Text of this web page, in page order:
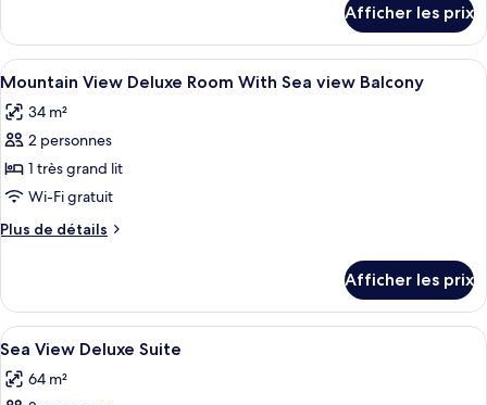
Garden
View
Deluxe
Room
With
Balcony
Garden
View
Deluxe
With
Balcony
Afficher les prix
Afficher
toutes
les
photos
pour
ce
type
de
Mountain
View
Deluxe
Room
With
Minibar, coffre-fort, bureau, rideaux
4
Mountain View Deluxe Room With Sea view Balcony
34 m²
2 personnes
1 très grand lit
Wi-Fi gratuit
Plus de détails
Plus
Mountain
View
Deluxe
With
Afficher les prix
Afficher
toutes
les
Minibar, coffre-fort, bureau, rideaux
4
Sea View Deluxe Suite
64 m²